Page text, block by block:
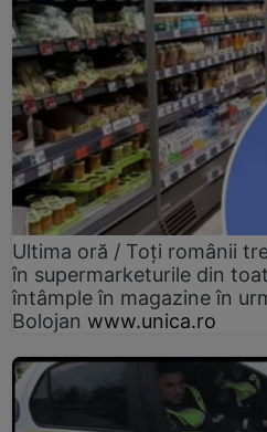
Ultima oră / Toți românii
în supermarketurile din
întâmple în magazine în
Bolojan www.unica.ro